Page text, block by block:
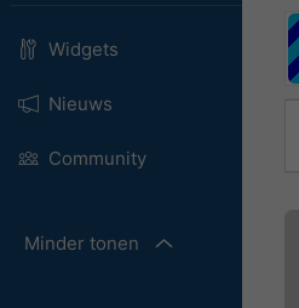
Widgets
Nieuws
Community
Minder tonen